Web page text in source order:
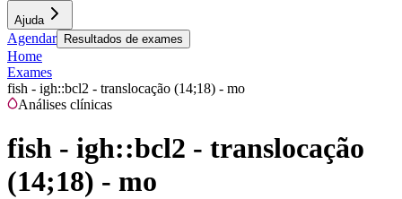
Ajuda
Agendar Resultados de exames
Home
Exames
fish - igh::bcl2 - translocação (14;18) - mo
Análises clínicas
fish - igh::bcl2 - translocação
(14;18) - mo